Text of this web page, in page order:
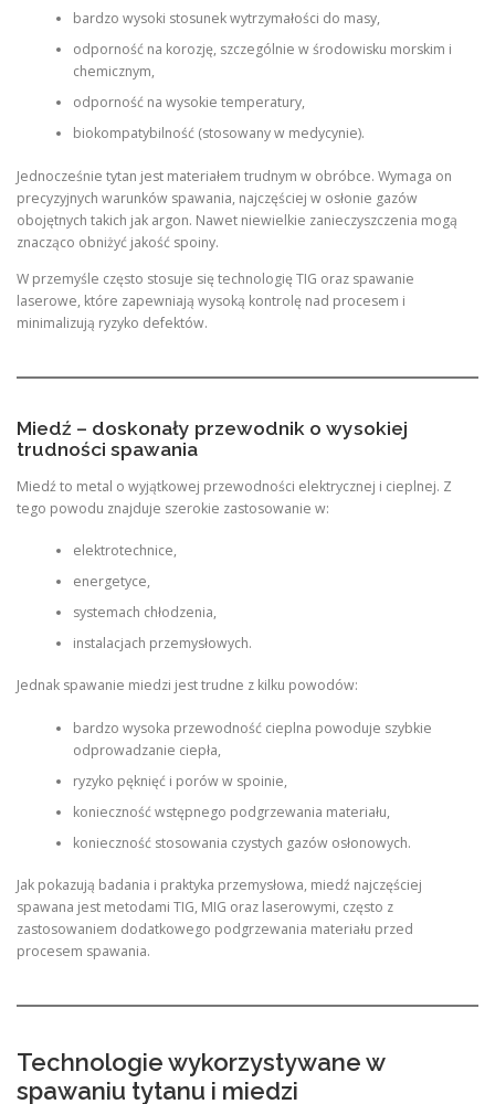
bardzo wysoki stosunek wytrzymałości do masy,
odporność na korozję, szczególnie w środowisku morskim i
chemicznym,
odporność na wysokie temperatury,
biokompatybilność (stosowany w medycynie).
Jednocześnie tytan jest materiałem trudnym w obróbce. Wymaga on
precyzyjnych warunków spawania, najczęściej w osłonie gazów
obojętnych takich jak argon. Nawet niewielkie zanieczyszczenia mogą
znacząco obniżyć jakość spoiny.
W przemyśle często stosuje się technologię TIG oraz spawanie
laserowe, które zapewniają wysoką kontrolę nad procesem i
minimalizują ryzyko defektów.
Miedź – doskonały przewodnik o wysokiej
trudności spawania
Miedź to metal o wyjątkowej przewodności elektrycznej i cieplnej. Z
tego powodu znajduje szerokie zastosowanie w:
elektrotechnice,
energetyce,
systemach chłodzenia,
instalacjach przemysłowych.
Jednak spawanie miedzi jest trudne z kilku powodów:
bardzo wysoka przewodność cieplna powoduje szybkie
odprowadzanie ciepła,
ryzyko pęknięć i porów w spoinie,
konieczność wstępnego podgrzewania materiału,
konieczność stosowania czystych gazów osłonowych.
Jak pokazują badania i praktyka przemysłowa, miedź najczęściej
spawana jest metodami TIG, MIG oraz laserowymi, często z
zastosowaniem dodatkowego podgrzewania materiału przed
procesem spawania.
Technologie wykorzystywane w
spawaniu tytanu i miedzi